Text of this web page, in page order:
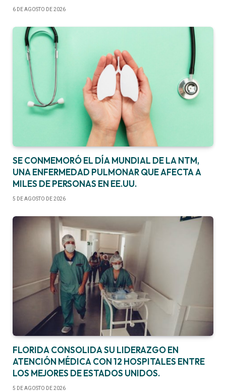
6 DE AGOSTO DE 2026
SE CONMEMORÓ EL DÍA MUNDIAL DE LA NTM,
UNA ENFERMEDAD PULMONAR QUE AFECTA A
MILES DE PERSONAS EN EE.UU.
5 DE AGOSTO DE 2026
FLORIDA CONSOLIDA SU LIDERAZGO EN
ATENCIÓN MÉDICA CON 12 HOSPITALES ENTRE
LOS MEJORES DE ESTADOS UNIDOS.
5 DE AGOSTO DE 2026